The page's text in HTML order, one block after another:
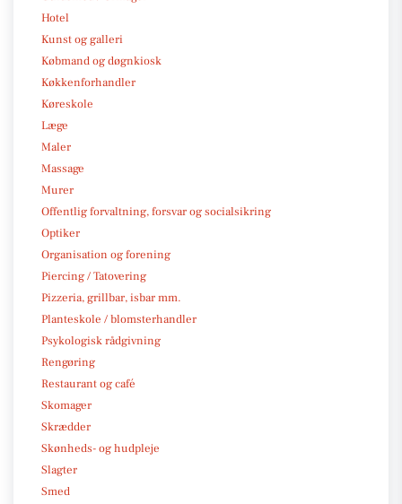
Hotel
Kunst og galleri
Købmand og døgnkiosk
Køkkenforhandler
Køreskole
Læge
Maler
Massage
Murer
Offentlig forvaltning, forsvar og socialsikring
Optiker
Organisation og forening
Piercing / Tatovering
Pizzeria, grillbar, isbar mm.
Planteskole / blomsterhandler
Psykologisk rådgivning
Rengøring
Restaurant og café
Skomager
Skrædder
Skønheds- og hudpleje
Slagter
Smed